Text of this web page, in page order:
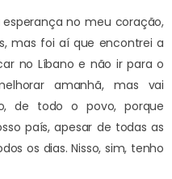
no meu coração,
mas foi aí que encontrei a
no Líbano e não ir para o
amanhã, mas vai
de todo o povo, porque
país, apesar de todas as
os dias. Nisso, sim, tenho